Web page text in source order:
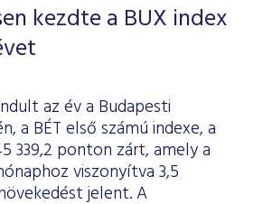
kezdte a BUX index
az év a Budapesti
a BÉT első számú indexe, a
339,2 ponton zárt, amely a
viszonyítva 3,5
jelent. A